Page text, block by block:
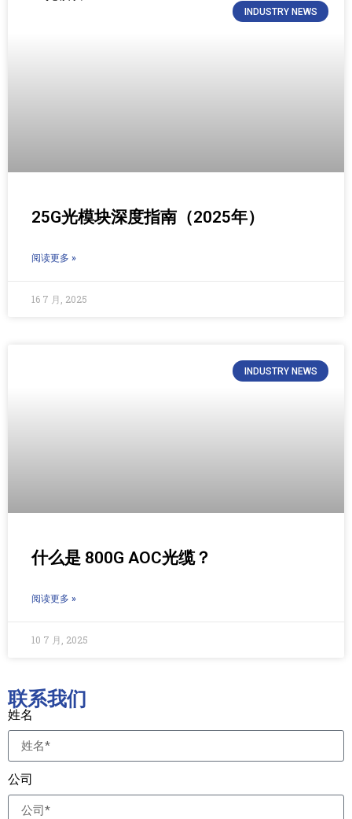
INDUSTRY NEWS
25G光模块深度指南（2025年）
阅读更多 »
16 7 月, 2025
INDUSTRY NEWS
什么是 800G AOC光缆？
阅读更多 »
10 7 月, 2025
联系我们
姓名
公司